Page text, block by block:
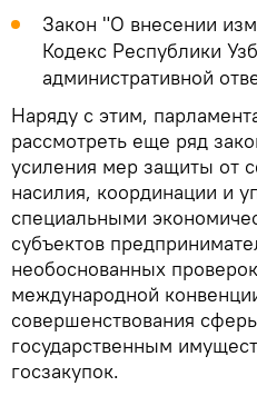
Закон "О внесении
Кодекс Республики
административной
Наряду с этим,
рассмотреть еще ряд
усиления мер защиты от
насилия, координации и
специальными
субъектов
необоснованных
международной
совершенствования
государственным
госзакупок.